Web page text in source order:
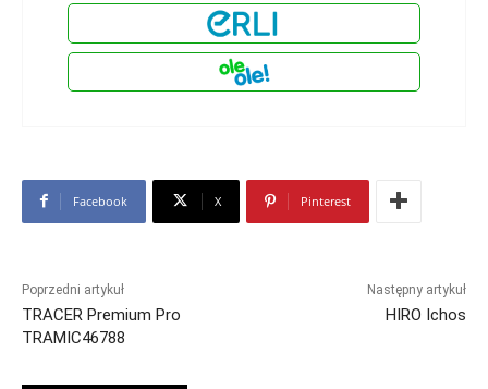
Facebook X Pinterest
Poprzedni artykuł
TRACER Premium Pro
TRAMIC46788
Następny artykuł
HIRO Ichos